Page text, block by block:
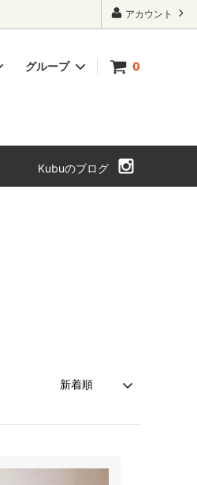
アカウント
0
グループ
Kubuのブログ